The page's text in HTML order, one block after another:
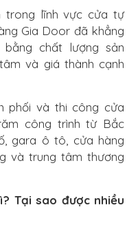
trong lĩnh vực cửa tự
Gia Door đã khẳng
chất lượng sản
và giá thành cạnh
phối và thi công cửa
công trình từ Bắc
gara ô tô, cửa hàng
và trung tâm thương
Tại sao được nhiều